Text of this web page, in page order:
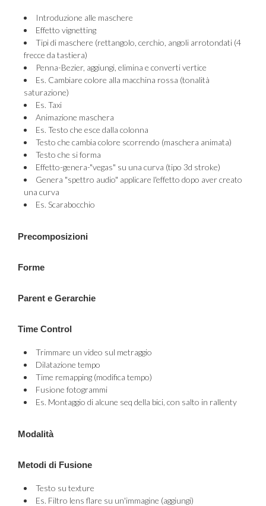
Introduzione alle maschere
Effetto vignetting
Tipi di maschere (rettangolo, cerchio, angoli arrotondati (4
frecce da tastiera)
Penna-Bezier, aggiungi, elimina e converti vertice
Es. Cambiare colore alla macchina rossa (tonalità
saturazione)
Es. Taxi
Animazione maschera
Es. Testo che esce dalla colonna
Testo che cambia colore scorrendo (maschera animata)
Testo che si forma
Effetto-genera-"vegas" su una curva (tipo 3d stroke)
Genera "spettro audio" applicare l'effetto dopo aver creato
una curva
Es. Scarabocchio
Precomposizioni
Forme
Parent e Gerarchie
Time Control
Trimmare un video sul metraggio
Dilatazione tempo
Time remapping (modifica tempo)
Fusione fotogrammi
Es. Montaggio di alcune seq della bici, con salto in rallenty
Modalità
Metodi di Fusione
Testo su texture
Es. Filtro lens flare su un'immagine (aggiungi)